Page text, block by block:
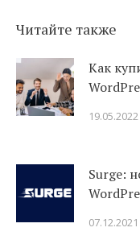
Читайте также
Как
19.05.2022
Surge:
07.12.2021